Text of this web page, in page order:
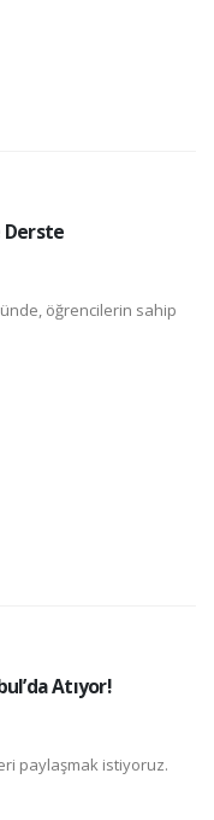
Derste
öğrencilerin sahip
Atıyor!
paylaşmak istiyoruz.